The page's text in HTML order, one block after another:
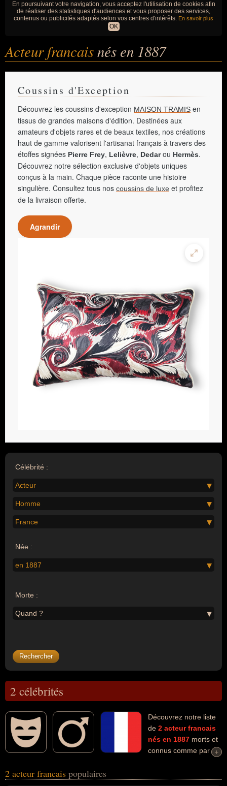
En poursuivant votre navigation, vous acceptez l'utilisation de cookies afin
de réaliser des statistiques d'audiences et vous proposer des services,
contenus ou publicités adaptés selon vos centres d'intérêts. En savoir plus
OK
Acteur francaisnés en 1887
Coussins d'Exception
Découvrez les coussins d'exception MAISON TRAMIS en
tissus de grandes maisons d'édition. Destinées aux
amateurs d'objets rares et de beaux textiles, nos créations
haut de gamme valorisent l'artisanat français à travers des
étoffes signées Pierre Frey, Lelièvre, Dedarou Hermès.
Découvrez notre sélection exclusive d'objets uniques
conçus à la main. Chaque pièce raconte une histoire
singulière. Consultez tous nos coussins de luxe et profitez
de la livraison offerte.
Agrandir
Célébrité :
Acteur
Homme
France
Née :
en 1887
Morte :
Quand ?
2 célébrités
Découvrez notre liste
de 2 acteur francais
nés en 1887 morts et
connus comme par
sexe masculin) peuvent avoir des liens variés dans les domaines
+
+
2 acteur francais populaires